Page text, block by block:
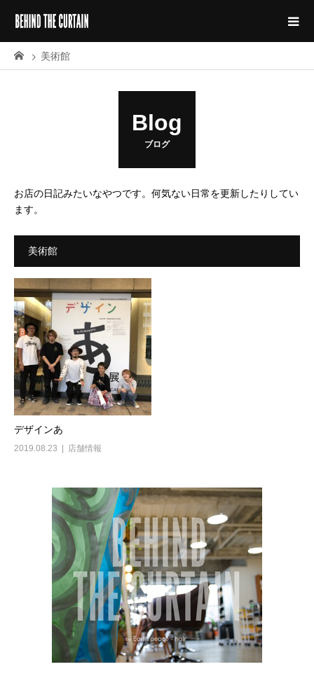
美術館
Blog
ブログ
お店の日記みたいなやつです。何気ない日常を更新したりしてい
ます。
美術館
デザインあ
2019.08.23 店舗情報